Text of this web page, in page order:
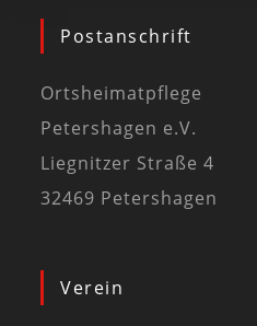
Postanschrift
Ortsheimatpflege
Petershagen e.V.
Liegnitzer Straße 4
32469 Petershagen
Verein